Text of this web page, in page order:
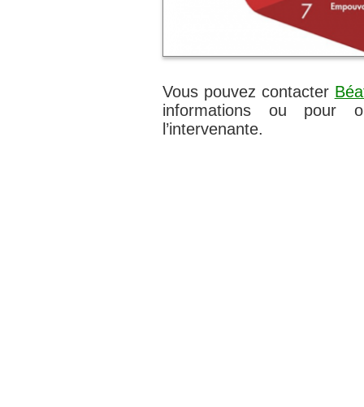
Vous pouvez contacter
informations ou pour
l’intervenante.